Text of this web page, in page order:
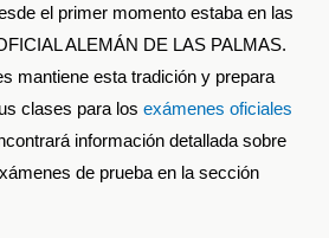
el primer momento estaba en las
ALEMÁN DE LAS PALMAS.
mantiene esta tradición y prepara
clases para los exámenes oficiales
información detallada sobre
de prueba en la sección